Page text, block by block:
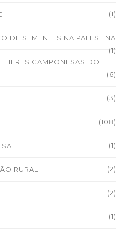
(1)
DE SEMENTES NA PALESTINA
(1)
CAMPONESAS DO
(6)
(3)
(108)
(1)
RURAL (2)
(2)
(1)